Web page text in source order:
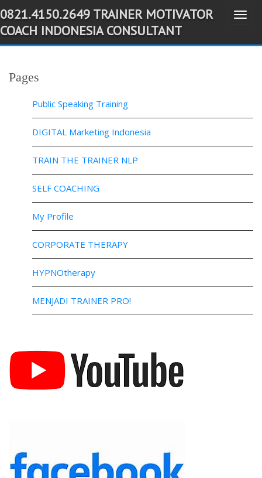
-->
T
g
v
g
0821.4150.2649 TRAINER MOTIVATOR
COACH INDONESIA CONSULTANT
Pages
Public Speaking Training
DIGITAL Marketing Indonesia
TRAIN THE TRAINER NLP
SELF COACHING
My Profile
CORPORATE THERAPY
HYPNOtherapy
MENJADI TRAINER PRO!